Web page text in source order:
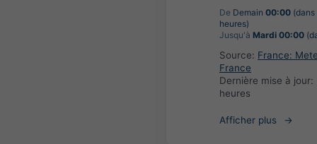
De Demain 00:00 (dans
heures)
Jusqu'à Mardi 00:00
Source: France:
France
Dernière mise à jour:
heures
Afficher plus